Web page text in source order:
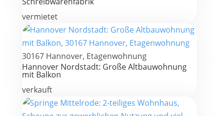
vermietet
30167 Hannover, Etagenwohnung
Hannover Nordstadt: Große Altbauwohnung
mit Balkon
verkauft